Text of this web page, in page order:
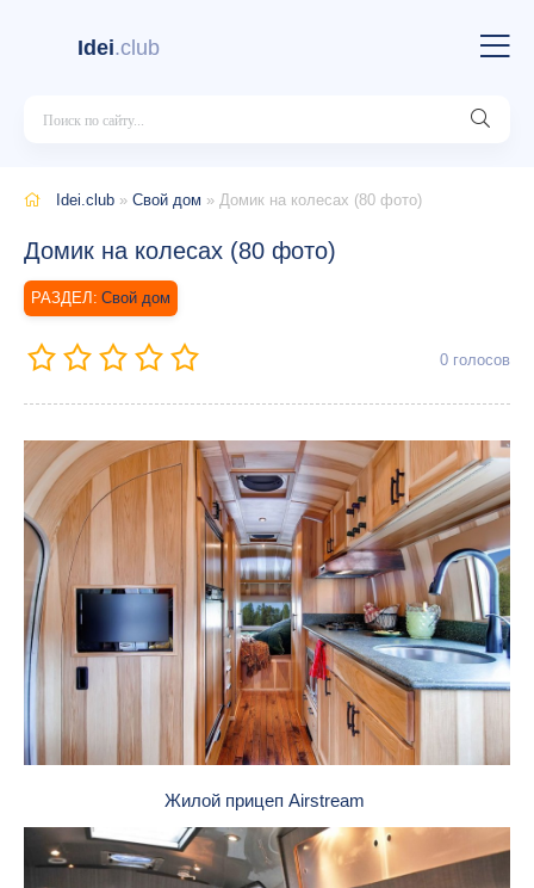
Idei.club
Idei.club » Свой дом » Домик на колесах (80 фото)
Домик на колесах (80 фото)
Свой дом
0 голосов
Жилой прицеп Airstream